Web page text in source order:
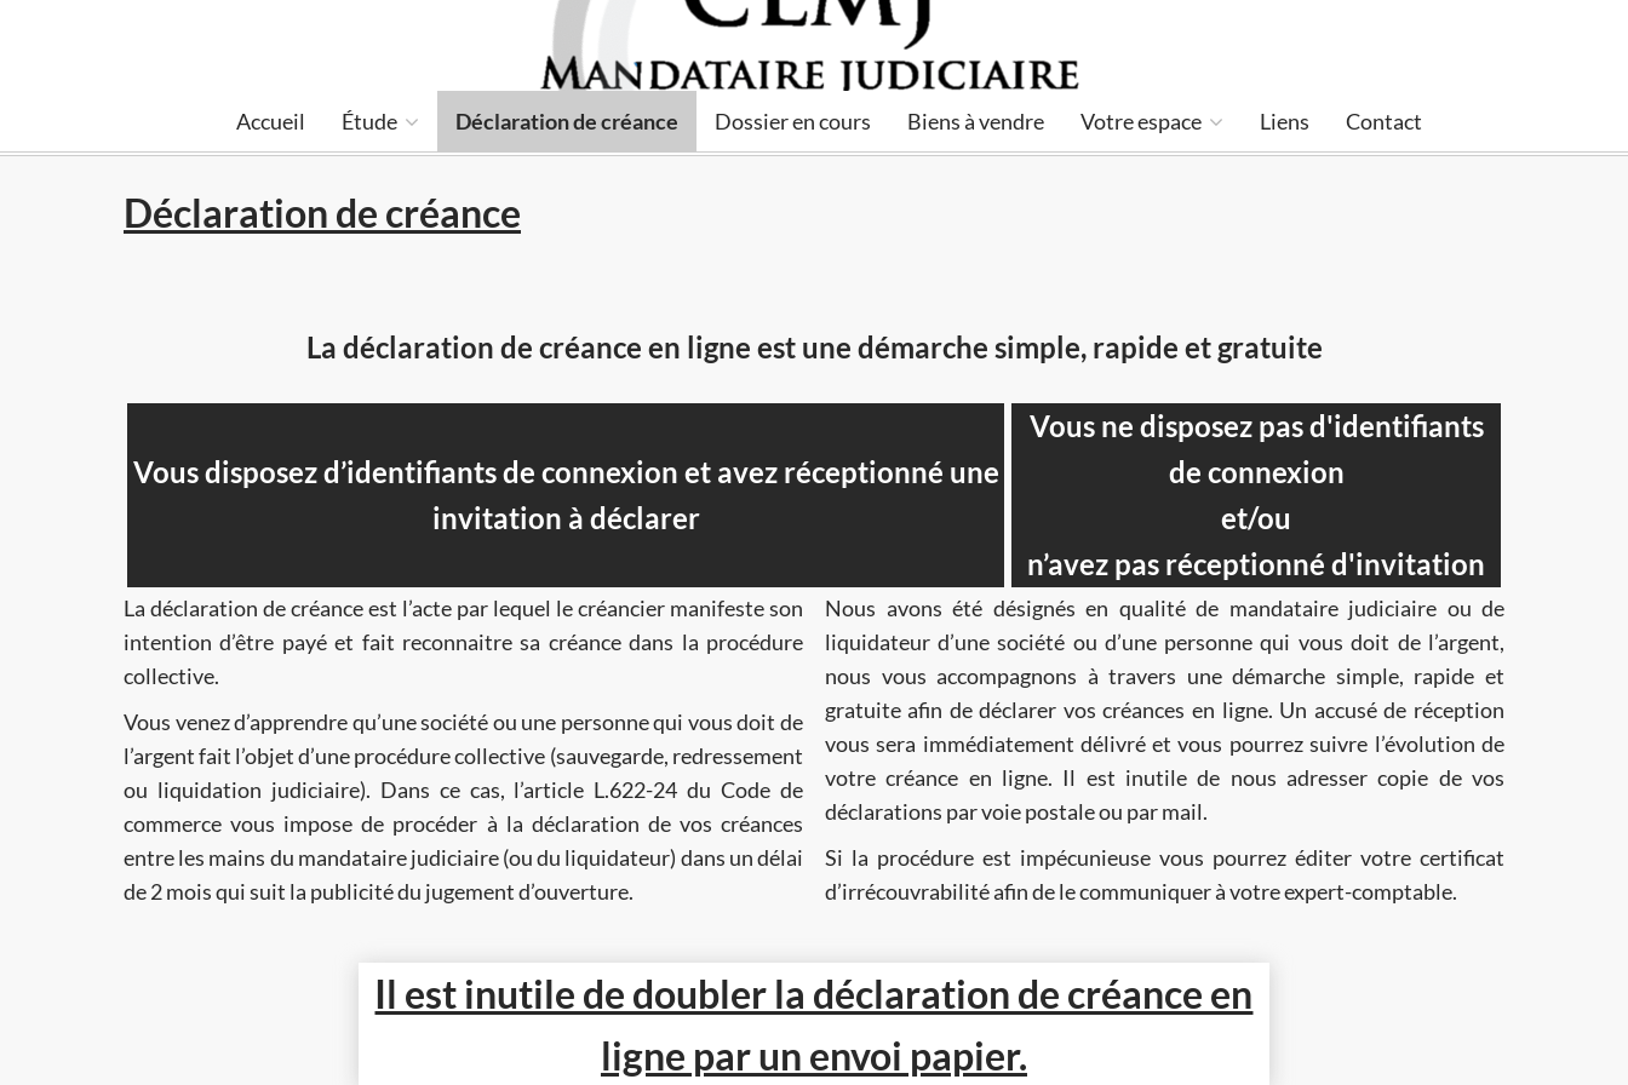
Accueil Étude Déclaration de créance Dossier en cours Biens à vendre Votre espace Liens Contact
Déclaration de créance
La déclaration de créance en ligne est une démarche simple, rapide et gratuite
Vous disposez d’identifiants de connexion et avez réceptionné une
invitation à déclarer
Vous ne disposez pas d'identifiants
de connexion
et/ou
n’avez pas réceptionné d'invitation
La déclaration de créance est l’acte par lequel le créancier manifeste son
intention d’être payé et fait reconnaitre sa créance dans la procédure
collective.
Vous venez d’apprendre qu’une société ou une personne qui vous doit de
l’argent fait l’objet d’une procédure collective (sauvegarde, redressement
ou liquidation judiciaire). Dans ce cas, l’article L.622-24 du Code de
commerce vous impose de procéder à la déclaration de vos créances
entre les mains du mandataire judiciaire (ou du liquidateur) dans un délai
de 2 mois qui suit la publicité du jugement d’ouverture.
Nous avons été désignés en qualité de mandataire judiciaire ou de
liquidateur d’une société ou d’une personne qui vous doit de l’argent,
nous vous accompagnons à travers une démarche simple, rapide et
gratuite afin de déclarer vos créances en ligne. Un accusé de réception
vous sera immédiatement délivré et vous pourrez suivre l’évolution de
votre créance en ligne. Il est inutile de nous adresser copie de vos
déclarations par voie postale ou par mail.
Si la procédure est impécunieuse vous pourrez éditer votre certificat
d’irrécouvrabilité afin de le communiquer à votre expert-comptable.
Il est inutile de doubler la déclaration de créance en
ligne par un envoi papier.